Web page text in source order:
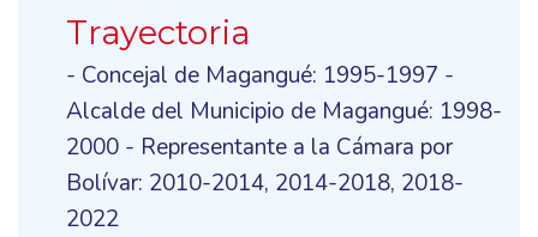
Trayectoria
- Concejal de Magangué: 1995-1997 -
Alcalde del Municipio de Magangué: 1998-
2000 - Representante a la Cámara por
Bolívar: 2010-2014, 2014-2018, 2018-
2022